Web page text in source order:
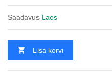
Saadavus Laos
Lisa korvi